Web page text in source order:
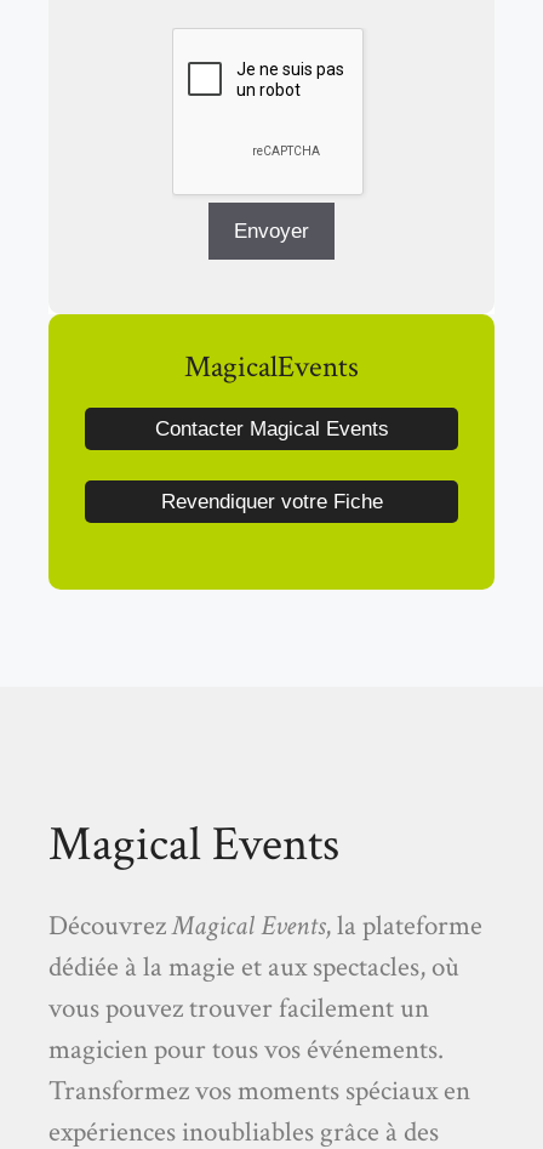
MagicalEvents
Contacter Magical Events
Revendiquer votre Fiche
Magical Events
DécouvrezMagical Events, la plateforme
dédiée à la magie et aux spectacles, où
vous pouvez trouver facilement un
magicien pour tous vos événements.
Transformez vos moments spéciaux en
expériences inoubliables grâce à des